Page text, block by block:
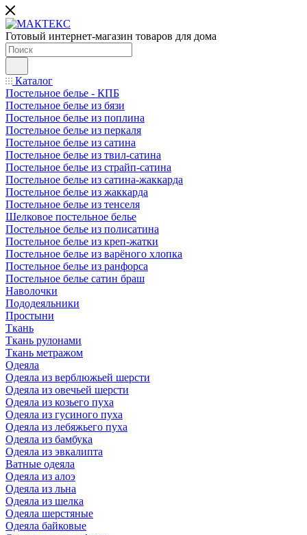
Готовый интернет-магазин товаров для дома
Каталог
Постельное белье - КПБ
Постельное белье из бязи
Постельное белье из поплина
Постельное белье из перкаля
Постельное белье из сатина
Постельное белье из твил-сатина
Постельное белье из страйп-сатина
Постельное белье из сатина-жаккарда
Постельное белье из жаккарда
Постельное белье из тенселя
Шелковое постельное белье
Постельное белье из полисатина
Постельное белье из креп-жатки
Постельное белье из варёного хлопка
Постельное белье из ранфорса
Постельное белье сатин браш
Наволочки
Пододеяльники
Простыни
Ткань
Ткань рулонами
Ткань метражом
Одеяла
Одеяла из верблюжьей шерсти
Одеяла из овечьей шерсти
Одеяла из козьего пуха
Одеяла из гусиного пуха
Одеяла из лебяжьего пуха
Одеяла из бамбука
Одеяла из эвкалипта
Ватные одеяла
Одеяла из алоэ
Одеяла из льна
Одеяла из шелка
Одеяла шерстяные
Одеяла байковые